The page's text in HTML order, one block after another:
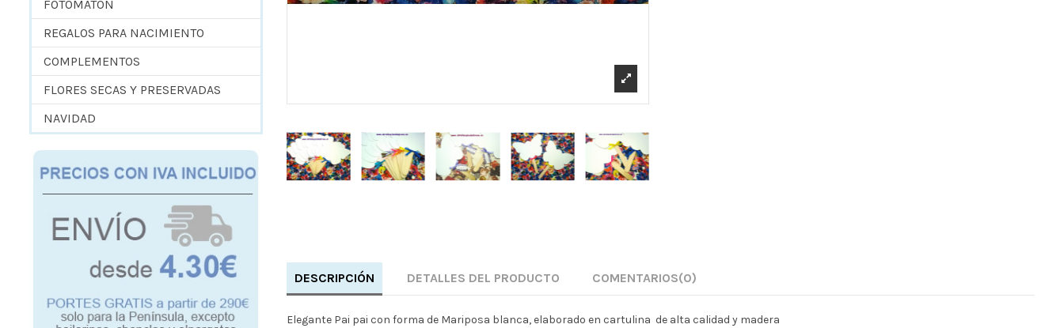
DESCRIPCIÓN DETALLES DEL PRODUCTO COMENTARIOS(0)
Elegante Pai pai con forma de Mariposa blanca, elaborado en cartulina de alta calidad y madera
FOTOMATON
REGALOS PARA NACIMIENTO
COMPLEMENTOS
FLORES SECAS Y PRESERVADAS
NAVIDAD